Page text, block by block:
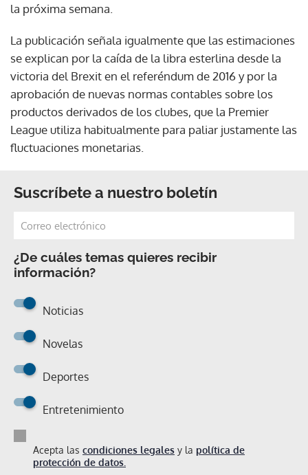
la próxima semana.
La publicación señala igualmente que las estimaciones
se explican por la caída de la libra esterlina desde la
victoria del Brexit en el referéndum de 2016 y por la
aprobación de nuevas normas contables sobre los
productos derivados de los clubes, que la Premier
League utiliza habitualmente para paliar justamente las
fluctuaciones monetarias.
Suscríbete a nuestro boletín
¿De cuáles temas quieres recibir
información?
Noticias
Novelas
Deportes
Entretenimiento
Acepta las condiciones legales y la política de
protección de datos.